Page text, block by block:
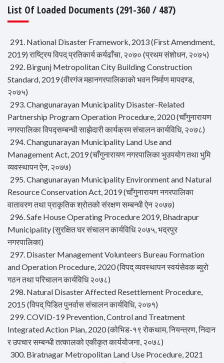
List Of Loaded Documents (291-360 / 487)
291. National Disaster Framework, 2013 (First Amendment,
2019) राष्ट्रिय विपद् प्रतिकार्य कर्यढाँचा, २०७० (प्रथम संशोधन, २०७५)
292. Birgunj Metropolitan City Building Construction
Standard, 2019 (वीरगंज महानगरपालिकाको भवन निर्माण मापदण्ड,
२०७५)
293. Changunarayan Municipality Disaster-Related
Partnership Program Operation Procedure, 2020 (चाँगुनारायण
नगरपालिका विपद्सम्बन्धी साझेदारी कार्यक्रम संचालन कार्यविधि, २०७८)
294. Changunarayan Municipality Land Use and
Management Act, 2019 (चाँगुनारायण नगरपालिका भुउपयोग तथा भुमि
व्यवस्थापन ऐन, २०७७)
295. Changunarayan Municipality Environment and Natural
Resource Conservation Act, 2019 (चाँगुनारायण नगरपालिका
वातावरण तथा प्राकृतिक श्रोतको संरक्षण सम्बन्धी ऐन २०७७)
296. Safe House Operating Procedure 2019, Bhadrapur
Municipality (सुरक्षित घर संचालन कार्यविधि २०७५, भद्रपुर
नगरपालिका)
297. Disaster Management Volunteers Bureau Formation
and Operation Procedure, 2020 (विपद् व्यवस्थापन स्वयंसेवक ब्युरो
गठन तथा परिचालन कार्यविधि २०७८)
298. Natural Disaster Affected Resettlement Procedure,
2015 (विपद् पिडित पुनर्वास संचालन कार्यविधि, २०७१)
299. COVID-19 Prevention, Control and Treatment
Integrated Action Plan, 2020 (कोभिड-१९ रोकथाम, नियन्त्रण, निदान
र उपचार सम्बन्धी तत्कालको एकीकृत कार्ययोजना, २०७८)
300. Biratnagar Metropolitan Land Use Procedure, 2021